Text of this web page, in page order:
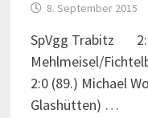
8. September 2015
SpVgg Trabitz
Mehlmeisel/
2:0 (89.) Michael
Glashütten) …